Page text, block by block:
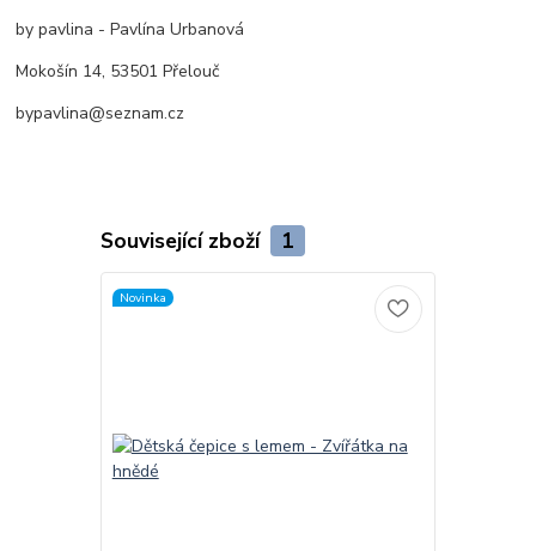
by pavlina - Pavlína Urbanová
Mokošín 14, 53501 Přelouč
bypavlina@seznam.cz
Související zboží 1
Novinka